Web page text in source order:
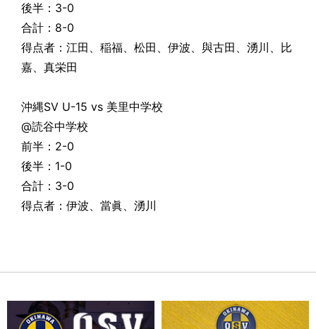
後半：3-0
合計：8-0
得点者：江田、稲福、松田、伊波、與古田、湧川、比
嘉、真栄田
沖縄SV U-15 vs 美里中学校
@読谷中学校
前半：2-0
後半：1-0
合計：3-0
得点者：伊波、當眞、湧川